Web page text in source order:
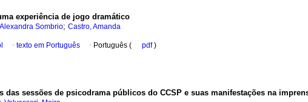
experiência de jogo dramático
Sombrio; Castro, Amanda
· texto em Português · Português ( pdf)
das sessões de psicodrama públicos do CCSP e suas manifestações na